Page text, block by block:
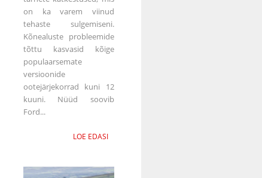
on ka varem viinud
tehaste sulgemiseni.
Kõnealuste probleemide
tõttu kasvasid kõige
populaarsemate
versioonide
ootejärjekorrad kuni 12
kuuni. Nüüd soovib
Ford...
LOE EDASI